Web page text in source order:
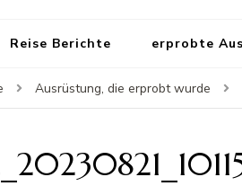
Reise Berichte erprobte
Ausrüstung, die erprobt wurde